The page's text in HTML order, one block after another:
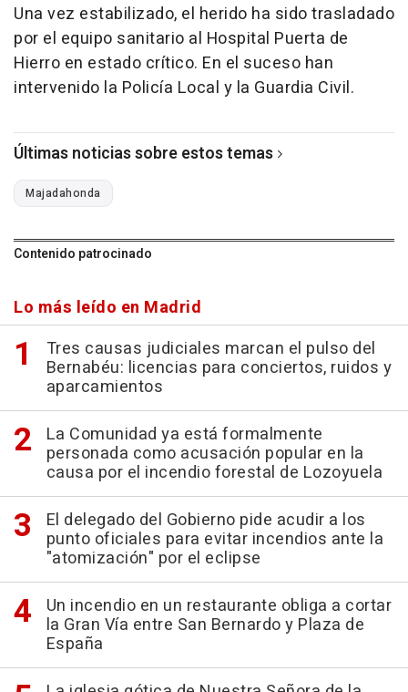
Una vez estabilizado, el herido ha sido trasladado
por el equipo sanitario al Hospital Puerta de
Hierro en estado crítico. En el suceso han
intervenido la Policía Local y la Guardia Civil.
Últimas noticias sobre estos temas
Majadahonda
Contenido patrocinado
Lo más leído en Madrid
Tres causas judiciales marcan el pulso del
Bernabéu: licencias para conciertos, ruidos y
aparcamientos
La Comunidad ya está formalmente
personada como acusación popular en la
causa por el incendio forestal de Lozoyuela
El delegado del Gobierno pide acudir a los
punto oficiales para evitar incendios ante la
"atomización" por el eclipse
Un incendio en un restaurante obliga a cortar
la Gran Vía entre San Bernardo y Plaza de
España